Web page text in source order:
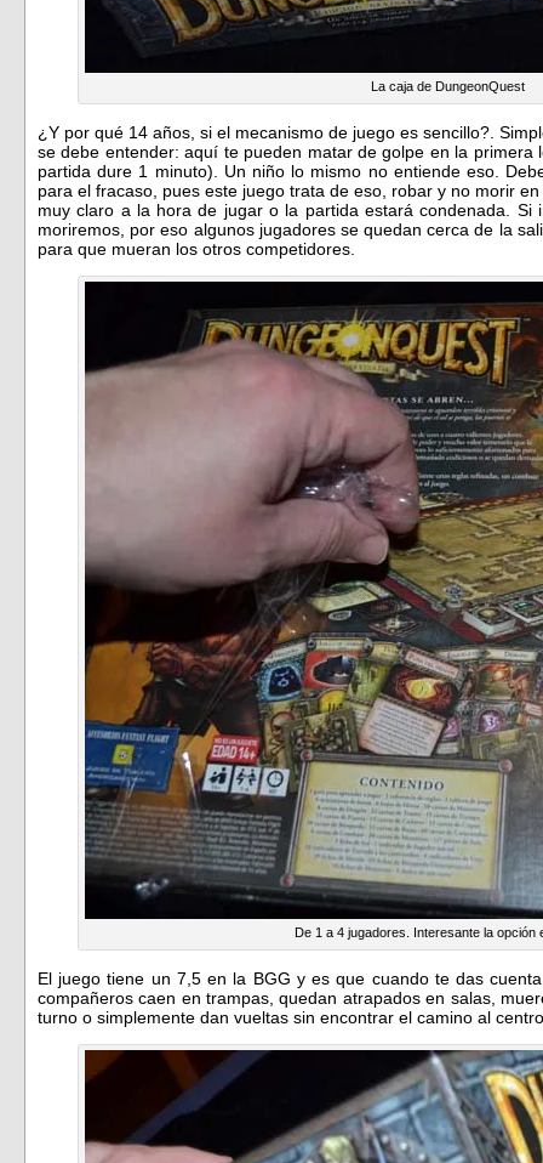
La caja de DungeonQuest
¿Y por qué 14 años, si el mecanismo de juego es sencillo?.
se debe entender: aquí te pueden matar de golpe en la primera
partida dure 1 minuto). Un niño lo mismo no entiende eso.
para el fracaso, pues este juego trata de eso, robar y no morir
muy claro a la hora de jugar o la partida estará condenada. Si
moriremos, por eso algunos jugadores se quedan cerca de la
para que mueran los otros competidores.
De 1 a 4 jugadores. Interesante la opción
El juego tiene un 7,5 en la BGG y es que cuando te das
compañeros caen en trampas, quedan atrapados en salas,
turno o simplemente dan vueltas sin encontrar el camino al